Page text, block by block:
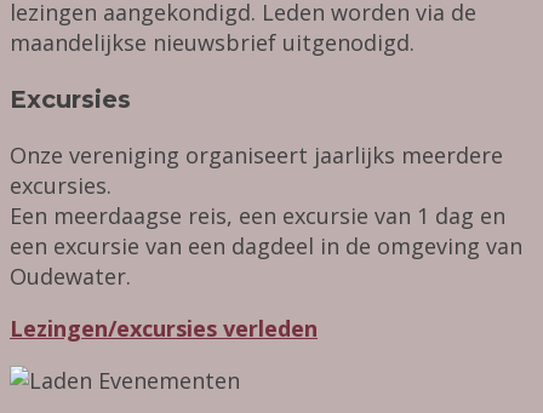
lezingen aangekondigd. Leden worden via de
maandelijkse nieuwsbrief uitgenodigd.
Excursies
Onze vereniging organiseert jaarlijks meerdere
excursies.
Een meerdaagse reis, een excursie van 1 dag en
een excursie van een dagdeel in de omgeving van
Oudewater.
Lezingen/excursies verleden